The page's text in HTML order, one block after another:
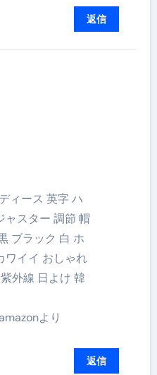
返信
ィース 英字 ハ
ャスター 調節 帽
ブラック 白 ホ
ワイイ おしゃれ
外線 日よけ 韓
より
返信